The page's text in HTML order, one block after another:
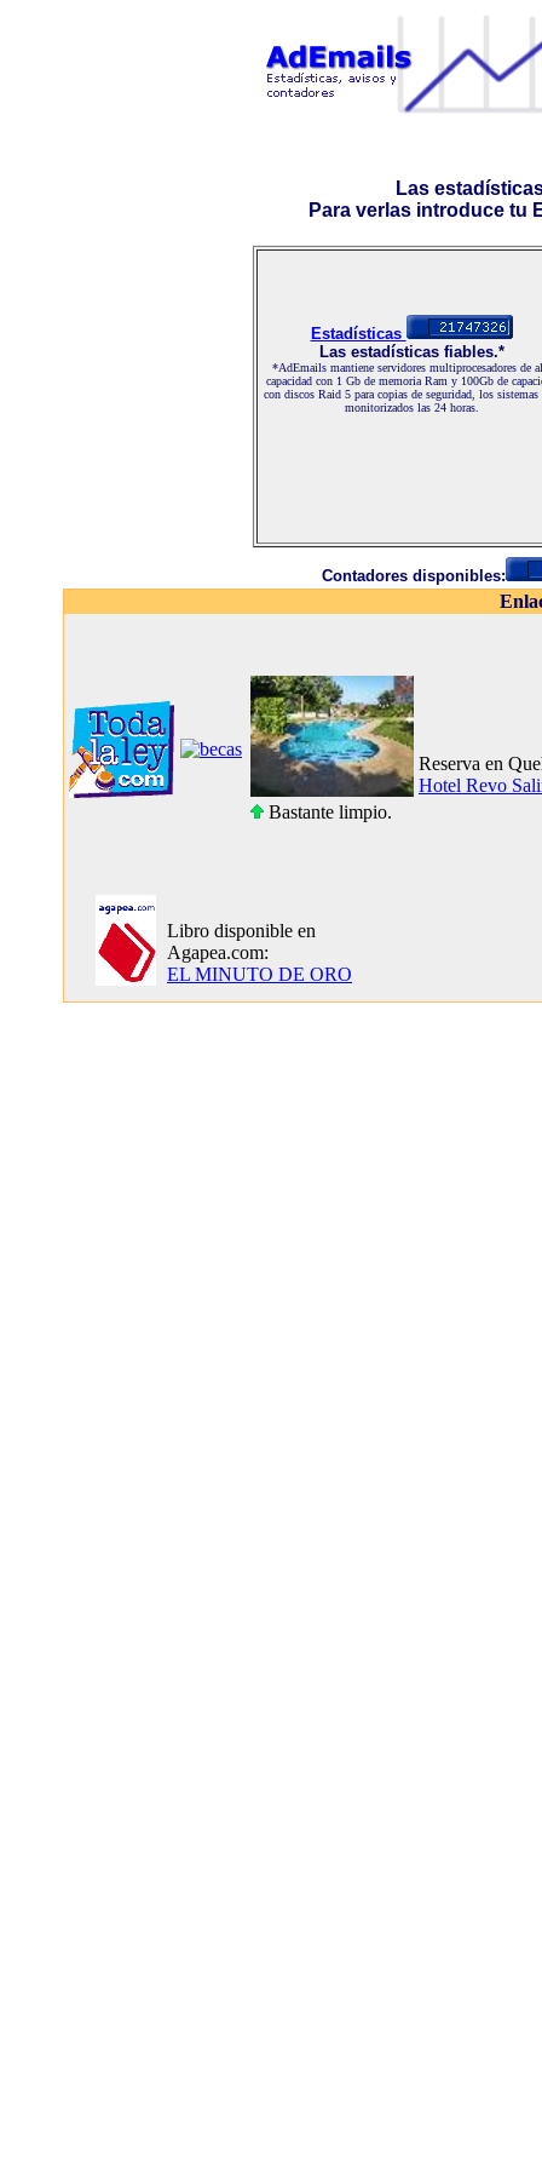
Las
Para verlas introduce tu
Estadísticas
Las estadísticas fiables.*
*AdEmails mantiene servidores multiprocesadores de
capacidad con 1 Gb de memoria Ram y 100Gb de
con discos Raid 5 para copias de seguridad, los sistemas
monitorizados las 24 horas.
Contadores disponibles:
Reserva en
Hotel Revo
Bastante limpio.
Libro disponible en
Agapea.com:
EL MINUTO DE ORO